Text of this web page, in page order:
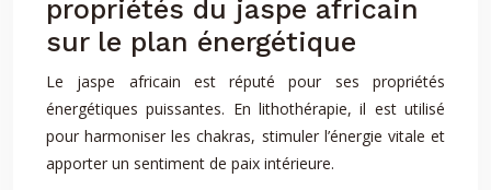
propriétés du jaspe africain
sur le plan énergétique
Le jaspe africain est réputé pour ses propriétés
énergétiques puissantes. En lithothérapie, il est utilisé
pour harmoniser les chakras, stimuler l’énergie vitale et
apporter un sentiment de paix intérieure.